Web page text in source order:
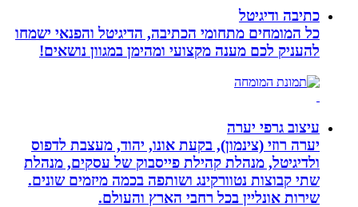
כתיבה ודיגיטל
כל המומחים מתחומי הכתיבה, הדיגיטל והפנאי ישמחו
להעניק לכם מענה מקצועי ומהימן במגוון נושאים!
עיצוב גרפי יערה
יערה רוזי (צינמון), בקעת אונו, יהוד, מעצבת לדפוס
ולדיגיטל, מנהלת קהילת פייסבוק של עסקים, מנהלת
שתי קבוצות נטוורקינג ושותפה בכמה מיזמים שונים.
שירות אונליין בכל רחבי הארץ והעולם.